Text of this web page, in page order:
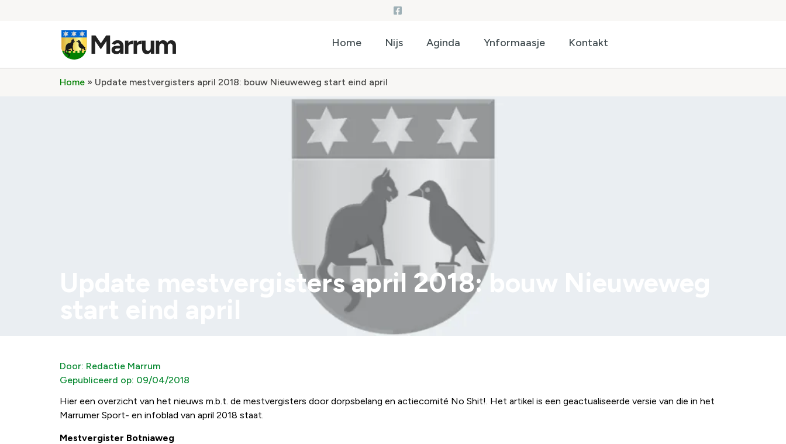
Home Nijs Aginda Ynformaasje Kontakt
Home » Update mestvergisters april 2018: bouw Nieuweweg start eind april
Update mestvergisters april 2018: bouw Nieuweweg
Door: Redactie Marrum
Gepubliceerd op: 09/04/2018
Hier een overzicht van het nieuws m.b.t. de mestvergisters door dorpsbelang en actiecomité No Shit!. Het artikel is een geactualiseerde versie van die in het
Marrumer Sport- en infoblad van april 2018 staat.
Mestvergister Botniaweg